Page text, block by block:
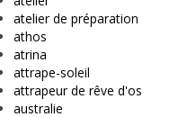
atelier de préparation
athos
atrina
attrape-soleil
attrapeur de rêve d'os
australie